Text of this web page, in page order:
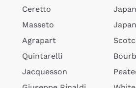
Ceretto
Masseto
Agrapart
Quintarelli
Jacquesson